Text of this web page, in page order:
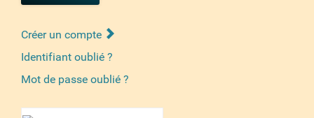
Créer un compte
Identifiant oublié ?
Mot de passe oublié ?